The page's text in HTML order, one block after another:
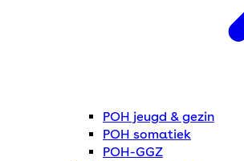
POH jeugd & gezin
POH somatiek
POH-GGZ